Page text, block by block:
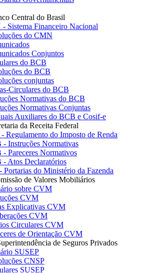
Central do Brasil
- Sistema Financeiro Nacional
do CMN
Conjuntos
do BCB
do BCB
conjuntas
Circulares do BCB
Normativas do BCB
Normativas Conjuntas
Auxiliares do BCB e Cosif-e
da Receita Federal
Regulamento do Imposto de Renda
- Instruções Normativas
- Pareceres Normativos
- Atos Declaratórios
Portarias do Ministério da Fazenda
de Valores Mobiliários
sobre CVM
CVM
Explicativas CVM
CVM
Circulares CVM
de Orientação CVM
de Seguros Privados
SUSEP
CNSP
SUSEP